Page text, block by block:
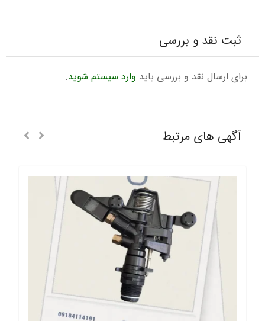
ثبت نقد و بررسی
برای ارسال نقد و بررسی باید وارد سیستم شوید.
آگهی های مرتبط